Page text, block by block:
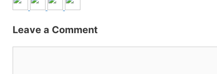
Leave a Comment